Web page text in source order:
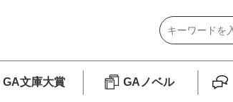
GA文庫大賞 GAノベル